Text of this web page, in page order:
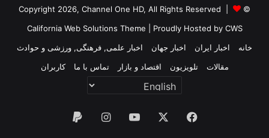
© Copyright 2026, Channel One HD, All Rights Reserved |
California Web Solutions Theme | Proudly Hosted by CWS
خانه
اخبار ایران اخبار جهان
اخبار علمی, فرهنگی, ورزشی و حوادث
مقالات
تلویزیون اقتصاد و بازار تماس با ما کاربران
فیس یوتیوب اینستاگرام